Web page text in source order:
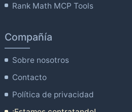
Rank Math MCP Tools
Compañía
Sobre nosotros
Contacto
Política de privacidad